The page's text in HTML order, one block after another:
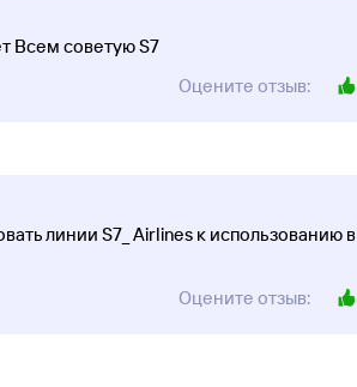
Всем советую S7
Оцените отзыв:
линии S7_ Airlines к использованию в
Оцените отзыв: